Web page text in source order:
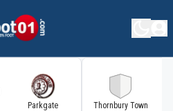
Parkgate Thornbury Town